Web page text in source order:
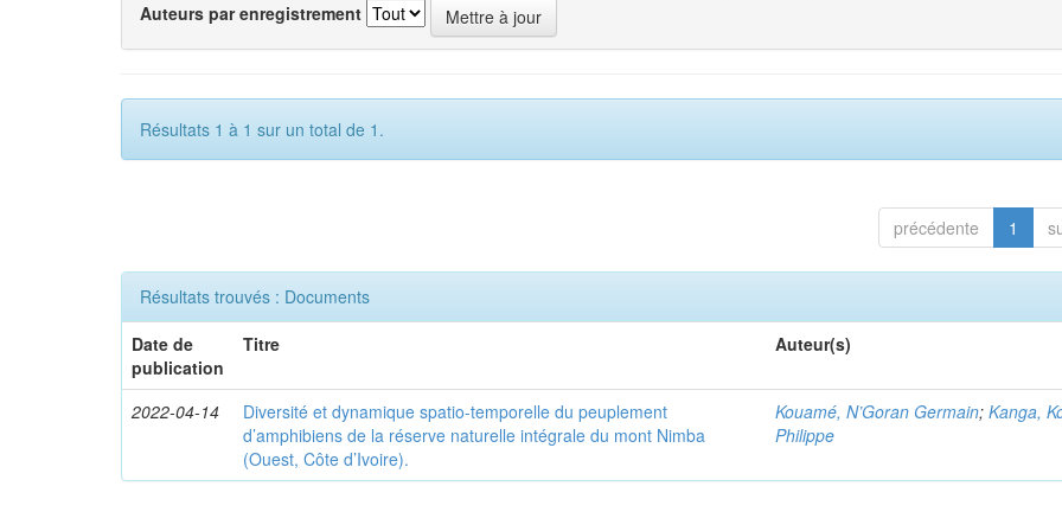
Auteurs par enregistrement
Résultats 1 à 1 sur un total de 1.
précédente 1
Résultats trouvés : Documents
Date de
publication
Titre Auteur(s)
2022-04-14
Diversité et dynamique spatio-temporelle du peuplement
d’amphibiens de la réserve naturelle intégrale du mont Nimba
(Ouest, Côte d’Ivoire).
Kouamé, N’Goran Germain;Kanga,
Philippe